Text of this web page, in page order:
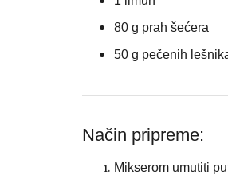
80 g prah šećera
50 g pečenih
Način pripreme:
Mikserom umutiti